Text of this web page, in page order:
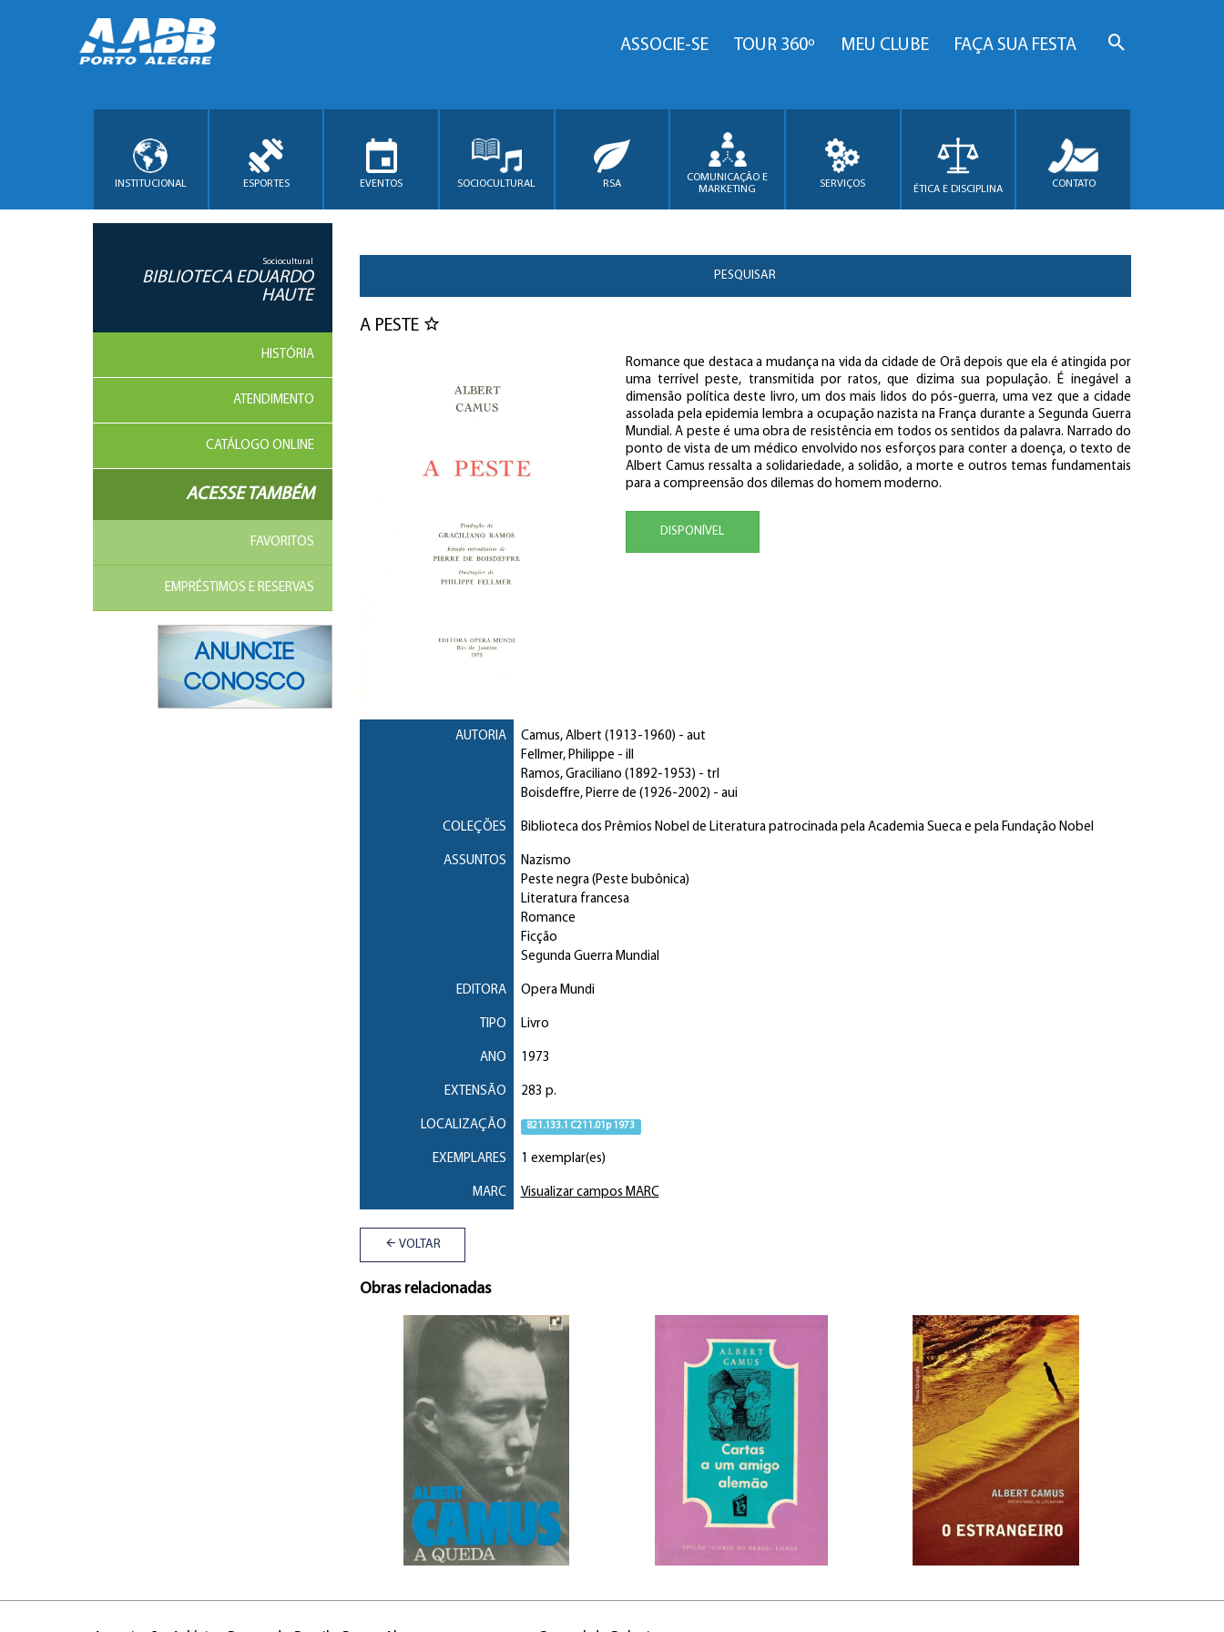
ASSOCIE-SE TOUR 360º MEU CLUBE FAÇA SUA FESTA
INSTITUCIONAL ESPORTES EVENTOS SOCIOCULTURAL RSA
COMUNICAÇÃO E
MARKETING
SERVIÇOS ÉTICA E DISCIPLINA CONTATO
Sociocultural
BIBLIOTECA EDUARDO
HAUTE
HISTÓRIA
ATENDIMENTO
CATÁLOGO ONLINE
ACESSE TAMBÉM
FAVORITOS
EMPRÉSTIMOS E RESERVAS
PESQUISAR
A PESTE
Romance que destaca a mudança na vida da cidade de Orã depois que ela é atingida por
uma terrível peste, transmitida por ratos, que dizima sua população. É inegável a
dimensão política deste livro, um dos mais lidos do pós-guerra, uma vez que a cidade
assolada pela epidemia lembra a ocupação nazista na França durante a Segunda Guerra
Mundial. A peste é uma obra de resistência em todos os sentidos da palavra. Narrado do
ponto de vista de um médico envolvido nos esforços para conter a doença, o texto de
Albert Camus ressalta a solidariedade, a solidão, a morte e outros temas fundamentais
para a compreensão dos dilemas do homem moderno.
DISPONÍVEL
AUTORIA Camus, Albert (1913-1960) - aut
Fellmer, Philippe - ill
Ramos, Graciliano (1892-1953) - trl
Boisdeffre, Pierre de (1926-2002) - aui
COLEÇÕES Biblioteca dos Prêmios Nobel de Literatura patrocinada pela Academia Sueca e pela Fundação Nobel
ASSUNTOS
Nazismo
Peste negra (Peste bubônica)
Literatura francesa
Romance
Ficção
Segunda Guerra Mundial
EDITORA Opera Mundi
TIPO Livro
ANO 1973
EXTENSÃO 283 p.
LOCALIZAÇÃO 821.133.1 C211.01p 1973
EXEMPLARES 1 exemplar(es)
MARC Visualizar campos MARC
VOLTAR
Obras relacionadas